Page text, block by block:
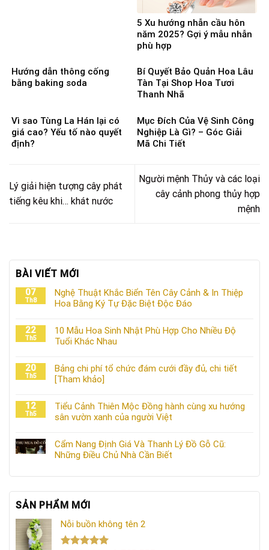
5 Xu hướng nhẫn cầu hôn
năm 2025? Gợi ý mẫu nhẫn
phù hợp
Hướng dẫn thông cống
bằng baking soda
Bí Quyết Bảo Quản Hoa Lâu
Tàn Tại Shop Hoa Tươi
Thanh Nhã
Vì sao Tùng La Hán lại có
giá cao? Yếu tố nào quyết
định?
Mục Đích Của Vệ Sinh Công
Nghiệp Là Gì? – Góc Giải
Mã Chi Tiết
Lý giải hiện tượng cây phát
tiếng kêu khi… khát nước
Người mệnh Thủy và các loại
cây cảnh phong thủy hợp
mệnh
BÀI VIẾT MỚI
07
Th8
Nghệ Thuật Khắc Biển Tên Cây Cảnh & In Thiệp
Hoa Bằng Ký Tự Đặc Biệt Độc Đáo
22
Th5
10 Mẫu Hoa Sinh Nhật Phù Hợp Cho Nhiều Độ
Tuổi Khác Nhau
20
Th5
Bảng chi phí tổ chức đám cưới đầy đủ, chi tiết
[Tham khảo]
12
Th5
Tiểu Cảnh Thiên Mộc Đồng hành cùng xu hướng
sân vườn xanh của người Việt
Cẩm Nang Định Giá Và Thanh Lý Đồ Gỗ Cũ:
Những Điều Chủ Nhà Cần Biết
SẢN PHẨM MỚI
Nỗi buồn không tên 2